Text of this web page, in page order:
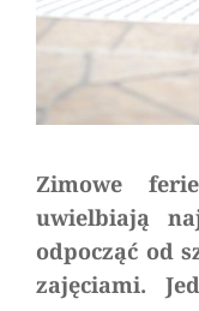
Zimowe
uwielbiają
odpocząć od
zajęciami.